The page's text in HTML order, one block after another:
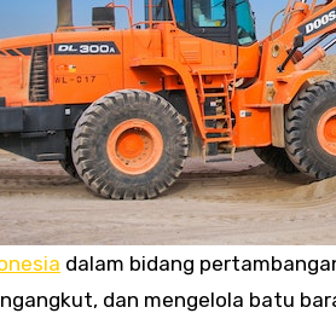
dalam bidang
dan mengelola batu